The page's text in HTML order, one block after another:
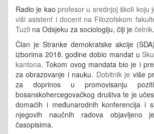
Radio je kaoprofesor u srednjoj školi koju
viši asistent i docent na Filozofskom
Tuzli na Odsjeku za sociologiju, čiji je čelnik.
Član je Stranke demokratske akcije
izborima 2018. godine dobio mandat u
kantona. Tokom ovog mandata bio je i
za obrazovanje i nauku. Dobitnik je više
za doprinos u promovisanju
bosanskohercegovačkog društva te je
domaćih i međunarodnih konferencija i
njegovih naučnih radova objavljeno
časopisima.